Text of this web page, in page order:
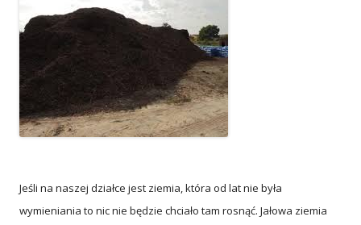
Jeśli na naszej działce jest ziemia, która od lat nie była
wymieniania to nic nie będzie chciało tam rosnąć. Jałowa ziemia